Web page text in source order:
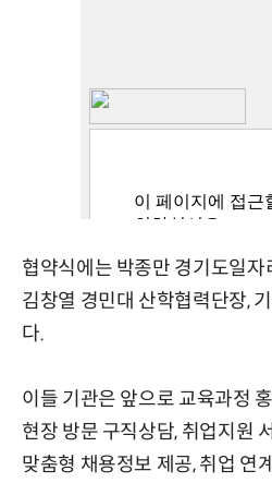
협약식에는 박종만 경기도일
김창열 경민대 산학협력단장,
다.
이들 기관은 앞으로 교육과정
현장 방문 구직상담, 취업지원
맞춤형 채용정보 제공, 취업 연